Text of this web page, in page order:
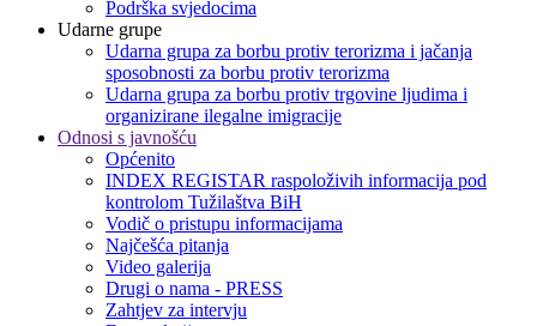
Podrška svjedocima
Udarne grupe
Udarna grupa za borbu protiv terorizma i jačanja
sposobnosti za borbu protiv terorizma
Udarna grupa za borbu protiv trgovine ljudima i
organizirane ilegalne imigracije
Odnosi s javnošću
Općenito
INDEX REGISTAR raspoloživih informacija pod
kontrolom Tužilaštva BiH
Vodič o pristupu informacijama
Najčešća pitanja
Video galerija
Drugi o nama - PRESS
Zahtjev za intervju